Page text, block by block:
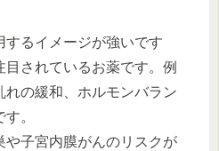
するイメージが強いです
されているお薬です。例
れの緩和、ホルモンバラン
。
や子宮内膜がんのリスクが